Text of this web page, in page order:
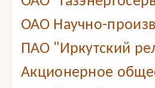
ОАО Научно-
ПАО "Иркутский
Акционерное